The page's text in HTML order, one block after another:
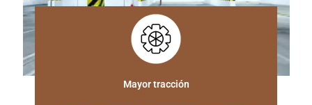
Mayor tracción